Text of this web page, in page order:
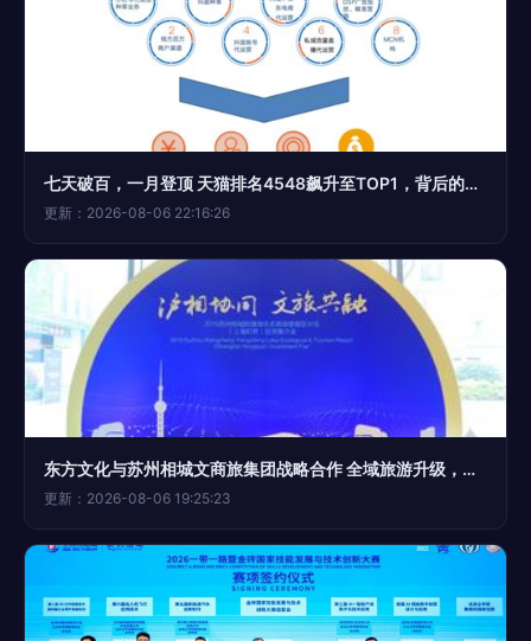
七天破百，一月登顶 天猫排名4548飙升至TOP1，背后的隐形推手是谁？
更新：2026-08-06 22:16:26
东方文化与苏州相城文商旅集团战略合作 全域旅游升级，数字文化创意开启新篇章
更新：2026-08-06 19:25:23